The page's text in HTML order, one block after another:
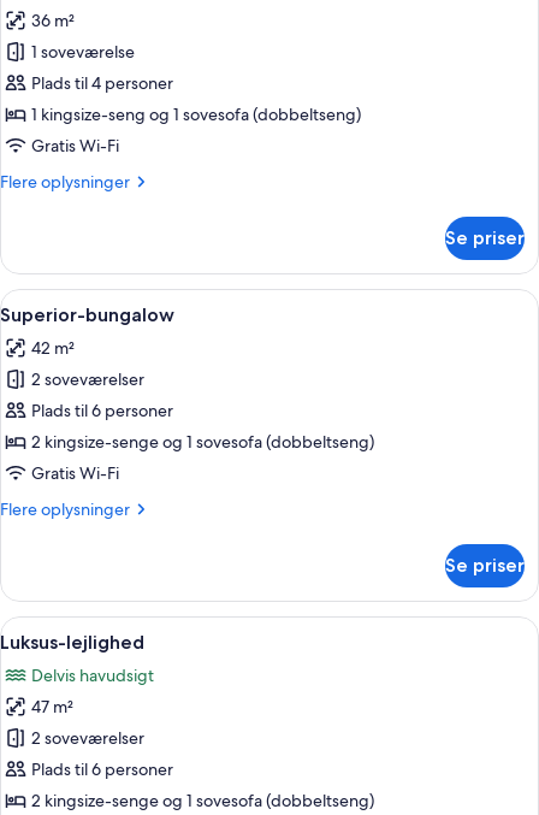
billeder
af
Basic-
bungalow
36 m²
1 soveværelse
Plads til 4 personer
1 kingsize-seng og 1 sovesofa (dobbeltseng)
Gratis Wi-Fi
Flere oplysninger
Flere
bungalow
Se priser
Indlæs
alle
billeder
af
Superior-
bungalow
En moderne stue med sofa,
5
Superior-bungalow
42 m²
2 soveværelser
Plads til 6 personer
2 kingsize-senge og 1 sovesofa (dobbeltseng)
Gratis Wi-Fi
Flere oplysninger
Flere
bungalow
Se priser
Indlæs
alle
billeder
af
Luksus-
lejlighed
Et poolområde med to hvide
4
Luksus-lejlighed
Delvis havudsigt
47 m²
2 soveværelser
Plads til 6 personer
2 kingsize-senge og 1 sovesofa (dobbeltseng)